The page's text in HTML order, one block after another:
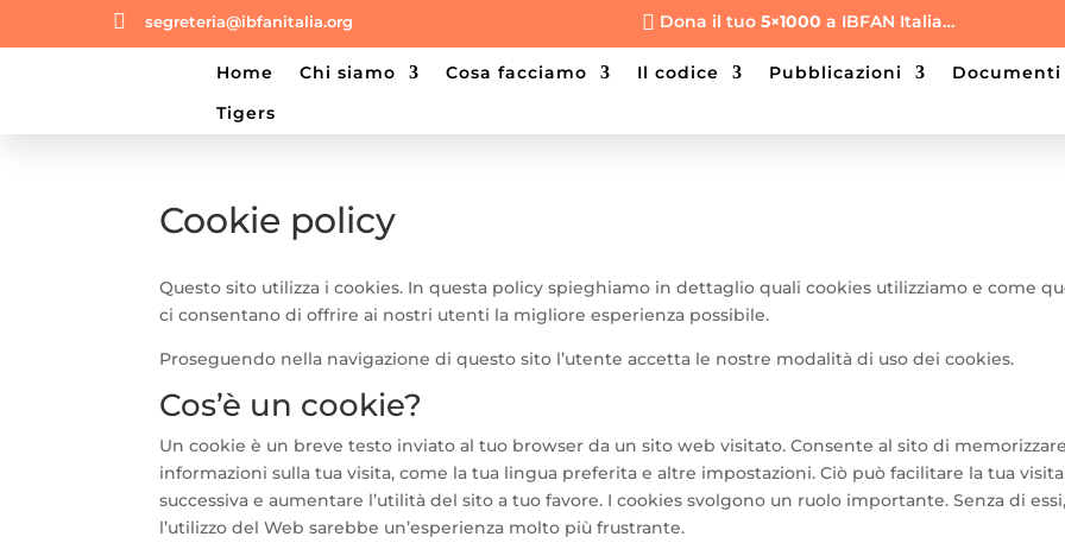
 segreteria@ibfanitalia.org  Dona il tuo5×1000a IBFAN Italia…
home chi siamo cosa facciamo il codice pubblicazioni
documenti
tigers
Cookie policy
Questo sito utilizza i cookies. In questa policy spieghiamo in dettaglio quali cookies utilizziamo e come
ci consentano di offrire ai nostri utenti la migliore esperienza possibile.
Proseguendo nella navigazione di questo sito l’utente accetta le nostre modalità di uso dei cookies.
Cos’è un cookie?
Un cookie è un breve testo inviato al tuo browser da un sito web visitato. Consente al sito di memorizzare
informazioni sulla tua visita, come la tua lingua preferita e altre impostazioni. Ciò può facilitare la tua visita
successiva e aumentare l’utilità del sito a tuo favore. I cookies svolgono un ruolo importante. Senza di essi,
l’utilizzo del Web sarebbe un’esperienza molto più frustrante.